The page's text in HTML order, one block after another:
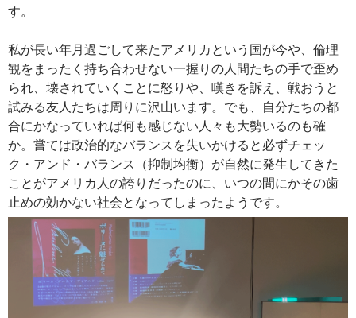
す。
私が長い年月過ごして来たアメリカという国が今や、倫理
観をまったく持ち合わせない一握りの人間たちの手で歪め
られ、壊されていくことに怒りや、嘆きを訴え、戦おうと
試みる友人たちは周りに沢山います。でも、自分たちの都
合にかなっていれば何も感じない人々も大勢いるのも確
か。嘗ては政治的なバランスを失いかけると必ずチェッ
ク・アンド・バランス（抑制均衡）が自然に発生してきた
ことがアメリカ人の誇りだったのに、いつの間にかその歯
止めの効かない社会となってしまったようです。